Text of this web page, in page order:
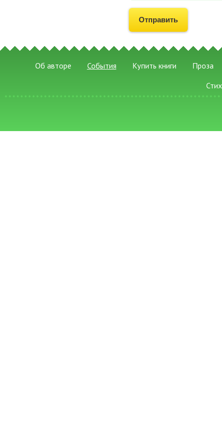
Об авторе События Купить книги
Проза